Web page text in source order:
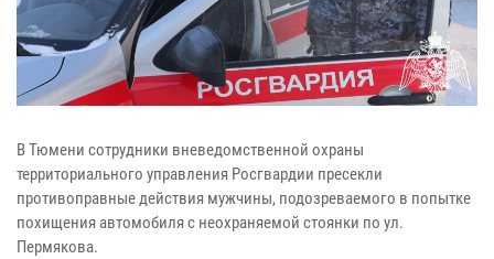
В Тюмени сотрудники вневедомственной охраны
территориального управления Росгвардии пресекли
противоправные действия мужчины, подозреваемого в попытке
похищения автомобиля с неохраняемой стоянки по ул.
Пермякова.